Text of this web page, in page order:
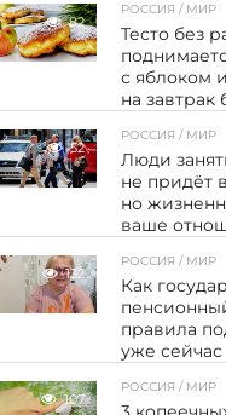
82
РОССИЯ / МИР
Тесто без
с яблоком
на завтрак
52
РОССИЯ / МИР
Люди
не придёт
но
ваше
132
РОССИЯ / МИР
Как
правила
уже сейчас
107
РОССИЯ / МИР